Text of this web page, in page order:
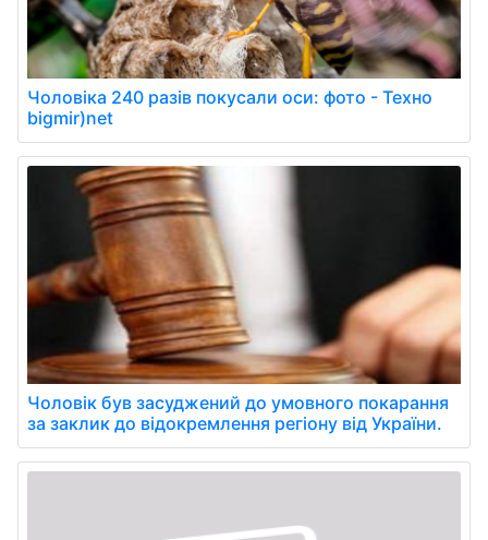
Чоловіка 240 разів покусали оси: фото - Техно
bigmir)net
Чоловік був засуджений до умовного покарання
за заклик до відокремлення регіону від України.